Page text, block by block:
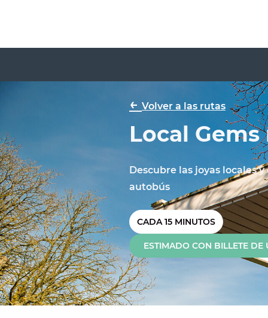
← Volver a las rutas
Local
Descubre las joyas locales
autobús
CADA 15 MINUTOS
ESTIMADO CON BILLETE DE